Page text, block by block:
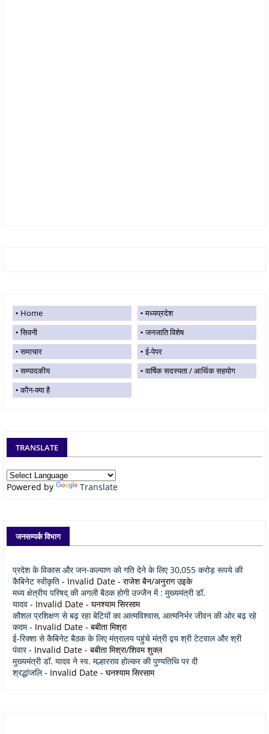
Home
मध्यप्रदेश
सिवनी
जनजाति विशेष
समाचार
ई-पेपर
सम्पादकीय
वार्षिक सदस्यता / आर्थिक सहयोग
कौन-क्या है
TRANSLATE
Powered by Translate
जनसम्पर्क विभाग
प्रदेश के विकास और जन-कल्याण को गति देने के लिए 30,055 करोड़ रूपये की
कैबिनेट स्वीकृति - Invalid Date - राजेश बैन/अनुराग उइके
मध्य क्षेत्रीय परिषद् की अगली बैठक होगी उज्जैन में : मुख्यमंत्री डॉ.
यादव - Invalid Date - घनश्याम सिरसाम
कौशल प्रशिक्षण से बढ़ रहा बेटियों का आत्मविश्वास, आत्मनिर्भर जीवन की ओर बढ़ रहे
कदम- Invalid Date - बबीता मिश्रा
ई-रिक्शा से कैबिनेट बैठक के लिए मंत्रालय पहुंचे मंत्री द्वय श्री टेटवाल और श्री
पंवार- Invalid Date - बबीता मिश्रा/शिवम शुक्ल
मुख्यमंत्री डॉ. यादव ने स्व. मल्हारराव होल्कर की पुण्यतिथि पर दी
श्रद्धांजलि- Invalid Date - घनश्याम सिरसाम